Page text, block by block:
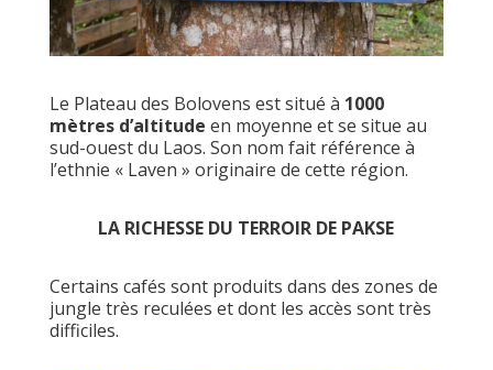
Le Plateau des Bolovens est situé à 1000
mètres d’altitude en moyenne et se situe au
sud-ouest du Laos. Son nom fait référence à
l’ethnie « Laven » originaire de cette région.
LA RICHESSE DU TERROIR DE PAKSE
Certains cafés sont produits dans des zones de
jungle très reculées et dont les accès sont très
difficiles.